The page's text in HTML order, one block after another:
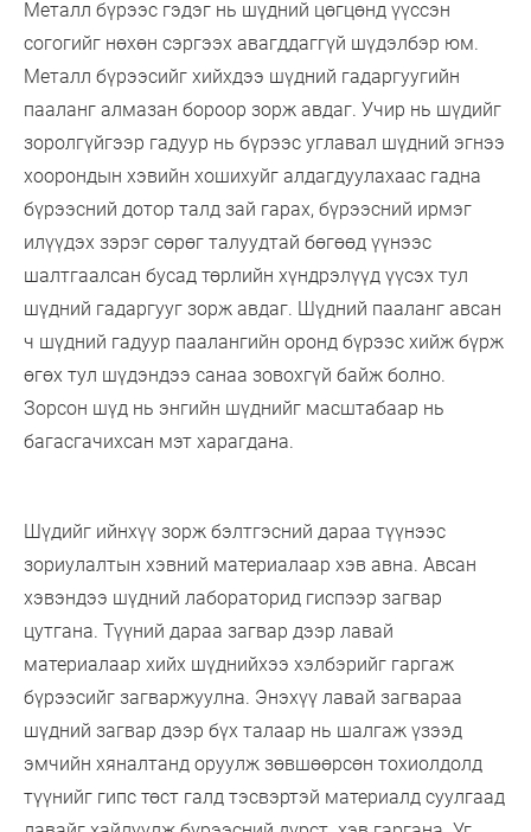
Металл бүрээс гэдэг нь шүдний цөгцөнд үүссэн
согогийг нөхөн сэргээх авагддаггүй шүдэлбэр юм.
Металл бүрээсийг хийхдээ шүдний гадаргуугийн
пааланг алмазан бороор зорж авдаг. Учир нь шүдийг
зоролгүйгээр гадуур нь бүрээс углавал шүдний эгнээ
хоорондын хэвийн хошихуйг алдагдуулахаас гадна
бүрээсний дотор талд зай гарах, бүрээсний ирмэг
илүүдэх зэрэг сөрөг талуудтай бөгөөд үүнээс
шалтгаалсан бусад төрлийн хүндрэлүүд үүсэх тул
шүдний гадаргууг зорж авдаг. Шүдний пааланг авсан
ч шүдний гадуур паалангийн оронд бүрээс хийж бүрж
өгөх тул шүдэндээ санаа зовохгүй байж болно.
Зорсон шүд нь энгийн шүднийг масштабаар нь
багасгачихсан мэт харагдана.
Шүдийг ийнхүү зорж бэлтгэсний дараа түүнээс
зориулалтын хэвний материалаар хэв авна. Авсан
хэвэндээ шүдний лабораторид гиспээр загвар
цутгана. Түүний дараа загвар дээр лавай
материалаар хийх шүднийхээ хэлбэрийг гаргаж
бүрээсийг загваржуулна. Энэхүү лавай загвараа
шүдний загвар дээр бүх талаар нь шалгаж үзээд
эмчийн хяналтанд оруулж зөвшөөрсөн тохиолдолд
түүнийг гипс төст галд тэсвэртэй материалд суулгаад